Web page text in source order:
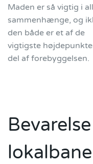
Maden er så vigtig i
sammenhænge, og
den både er et af de
vigtigste
del af forebyggelsen.